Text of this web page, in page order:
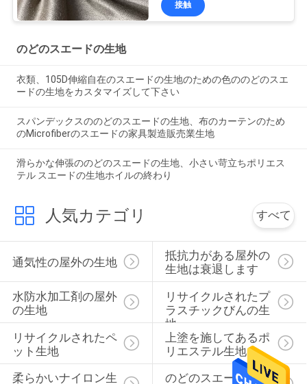
接触
のどのスエードの生地
衣類、105D伸縮自在のスエードの生地のための色ののどのスエ
ードの生地をカスタマイズして下さい
スパンデックスののどのスエードの生地、布のカーテンのため
のMicrofiberのスエードの家具製造販売業生地
滑らかな伸張ののどのスエードの生地、小さい苛立ちポリエス
テル スエードの生地ホイルの終わり
人気カテゴリ すべて
通気性の屋外の生地
抵抗力がある屋外の
生地は衰退します
水防水加工剤の屋外
の生地
リサイクルされたプ
ラスチックびんの生
地
リサイクルされたペ
ット生地
上塗を施してあるポ
リエステル生地
柔らかいナイロン生
のどのスエードの生